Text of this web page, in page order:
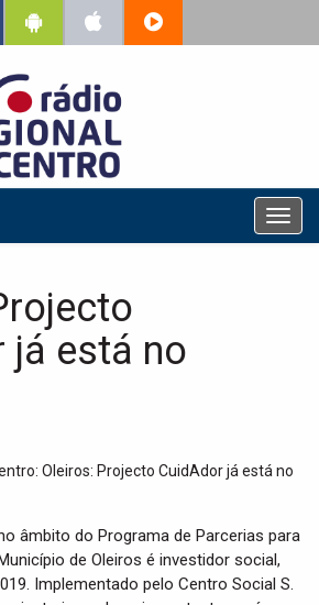
T
o
a
o
n
já está no
âmbito do Programa de Parcerias para
de Oleiros é investidor social,
Implementado pelo Centro Social S.